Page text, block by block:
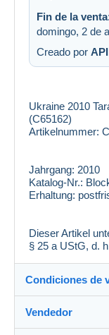
Fin de la
domingo, 2 de
Creado por
Ukraine 2010
(C65162)
Artikelnummer:
Jahrgang: 2010
Katalog-Nr.:
Erhaltung:
Dieser Artikel
§ 25 a UStG, d.
Condiciones de
Destino:
Vendedor